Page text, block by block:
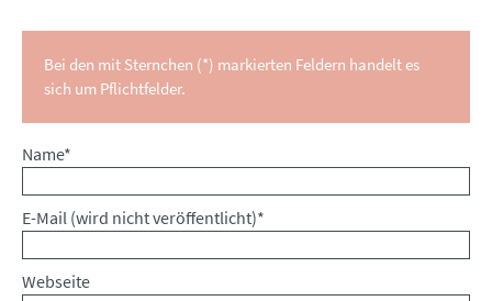
Bei den mit Sternchen (*) markierten Feldern handelt es
sich um Pflichtfelder.
Pflichtfeld
Name*
Pflichtfeld
E-Mail (wird nicht veröffentlicht)*
Webseite